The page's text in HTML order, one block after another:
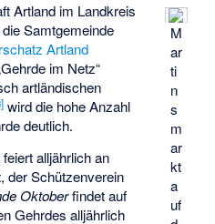
M
ar
ti
n
s
m
ar
kt
a
uf
Artland im Landkreis
Samtgemeinde
Artland
im Netz“
artländischen
] wird die hohe Anzahl
deutlich.
alljährlich an
der Schützenverein
Oktoberfindet auf
Gehrdes alljährlich